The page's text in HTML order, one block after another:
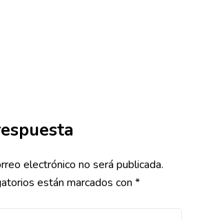
electrónico no será publicada.
están marcados con *